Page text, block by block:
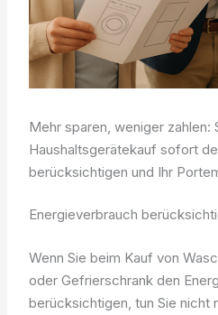
Mehr sparen, weniger zahlen:
Haushaltsgerätekauf sofort
berücksichtigen und Ihr
Energieverbrauch
Wenn Sie beim Kauf von
oder Gefrierschrank den
berücksichtigen, tun Sie nicht